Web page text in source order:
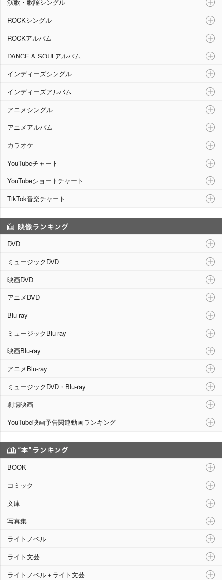
演歌・歌謡シングル
ROCKシングル
ROCKアルバム
DANCE & SOULアルバム
インディーズシングル
インディーズアルバム
アニメシングル
アニメアルバム
カラオケ
YouTubeチャート
YouTubeショートチャート
TikTok音楽チャート
DVD
ミュージックDVD
映画DVD
アニメDVD
Blu-ray
ミュージックBlu-ray
映画Blu-ray
アニメBlu-ray
ミュージックDVD・Blu-ray
劇場映画
YouTube映画予告関連動画ランキング
BOOK
コミック
文庫
写真集
ライトノベル
ライト文芸
ライトノベル＋ライト文芸